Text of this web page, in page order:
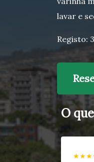
lavar e
Registo:
O